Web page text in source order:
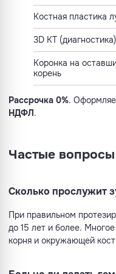
Костная пластика
3D КТ (диагностика)
Коронка на
корень
Рассрочка 0%.
НДФЛ.
Частые вопросы
Сколько прослужит
При правильном
до 15 лет и более.
корня и окружающей